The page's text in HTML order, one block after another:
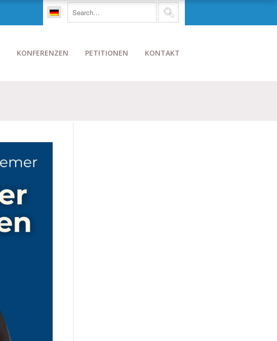
KONFERENZEN PETITIONEN KONTAKT